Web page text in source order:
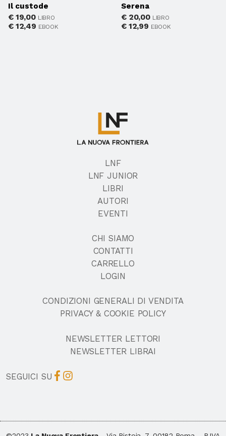
Il custode
€19,00 LIBRO
€12,49 EBOOK
Serena
€20,00 LIBRO
€12,99 EBOOK
LNF
LNF JUNIOR
LIBRI
AUTORI
EVENTI
CHI SIAMO
CONTATTI
CARRELLO
LOGIN
CONDIZIONI GENERALI DI VENDITA
PRIVACY & COOKIE POLICY
NEWSLETTER LETTORI
NEWSLETTER LIBRAI
SEGUICI SU